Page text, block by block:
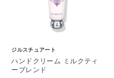
ジルスチュアート
ハンドクリーム ミルクティ
ーブレンド